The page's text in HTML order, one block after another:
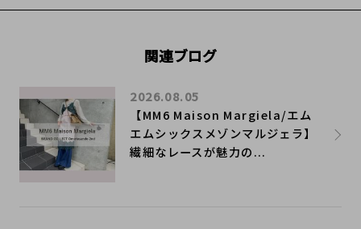
関連ブログ
【MM6 Maison Margiela/エム
エムシックスメゾンマルジェラ】
繊細なレースが魅力の...
2026.08.05